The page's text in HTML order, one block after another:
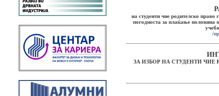
на студенти чие родителско право
погодноста за плаќање половина
/
ЗА ИЗБОР НА СТУДЕНТИ